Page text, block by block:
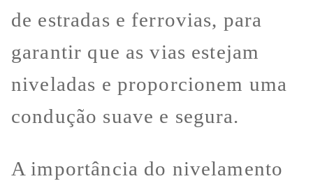
de estradas e ferrovias, para
garantir que as vias estejam
niveladas e proporcionem uma
condução suave e segura.
A importância do nivelamento